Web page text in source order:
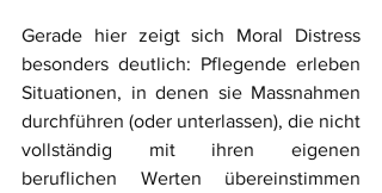
Gerade hier zeigt sich Moral Distress
besonders deutlich: Pflegende erleben
Situationen, in denen sie Massnahmen
durchführen (oder unterlassen), die nicht
vollständig mit ihren eigenen
beruflichen Werten übereinstimmen